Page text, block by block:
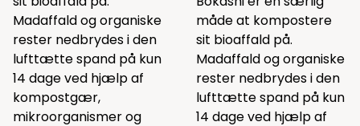
Madaffald og organiske
rester nedbrydes i den
lufttætte spand på kun
14 dage ved hjælp af
kompostgær,
mikroorganismer og
måde at kompostere
sit bioaffald på.
Madaffald og organiske
rester nedbrydes i den
lufttætte spand på kun
14 dage ved hjælp af